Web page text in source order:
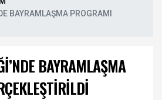
BAYRAMLAŞMA PROGRAMI
BAYRAMLAŞMA